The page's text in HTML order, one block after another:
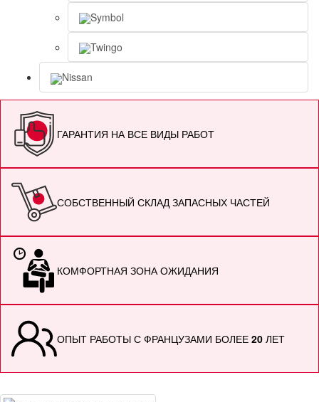
Symbol
Twingo
Nissan
ГАРАНТИЯ НА ВСЕ ВИДЫ РАБОТ
СОБСТВЕННЫЙ СКЛАД ЗАПАСНЫХ ЧАСТЕЙ
КОМФОРТНАЯ ЗОНА ОЖИДАНИЯ
ОПЫТ РАБОТЫ С ФРАНЦУЗАМИ БОЛЕЕ 20 ЛЕТ